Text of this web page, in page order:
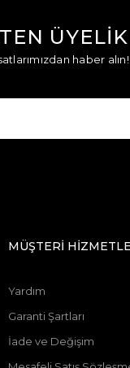
ÜYELİK
haber alın!
MÜŞTERİ
Yardım
Garanti Şartları
İade ve Değişim